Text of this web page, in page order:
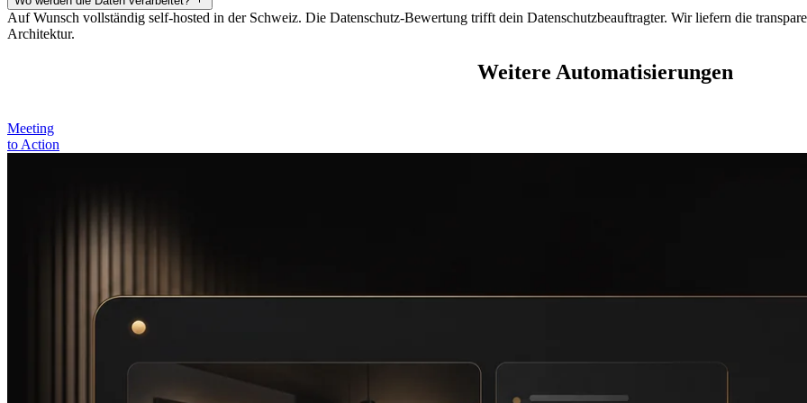
Auf Wunsch vollständig self-hosted in der Schweiz. Die Datenschutz-Bewertung trifft dein Datenschutzbeauftragter. Wir liefern die
Architektur.
Weitere Automatisierungen
Meeting
to Action